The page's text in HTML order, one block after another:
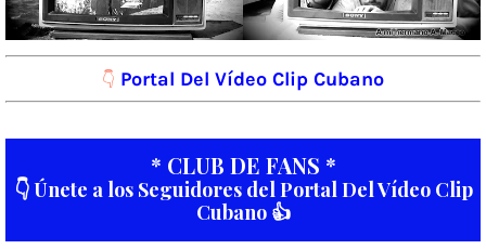
👇 Portal Del Vídeo Clip Cubano
* CLUB DE FANS *
👇 Únete a los Seguidores del Portal Del Vídeo Clip
Cubano 👍